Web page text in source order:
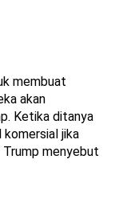
membuat
akan
Ketika ditanya
komersial jika
menyebut